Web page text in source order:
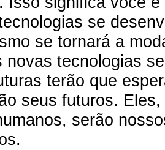
se
se tornará a
novas tecnologias
terão que
seus futuros.
serão